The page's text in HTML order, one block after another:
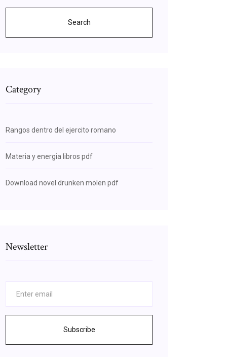
Search
Category
Rangos dentro del ejercito romano
Materia y energia libros pdf
Download novel drunken molen pdf
Newsletter
Subscribe